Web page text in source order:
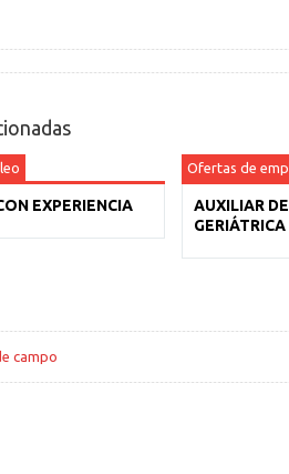
EXPERIENCIA
Ofertas de
AUXILIAR
GERIÁTRICA
campo